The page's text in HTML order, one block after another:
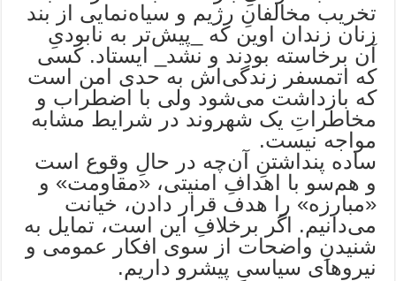
تخریب مخالفانِ رژیم و سیاه‌نمایی از بند
زنان زندان اوین که _پیش‌تر به نابودیِ
آن برخاسته بودند و نشد_ ایستاد. کسی
که اتمسفر زندگی‌اش به حدی امن است
که بازداشت می‌شود ولی با اضطراب و
مخاطراتِ یک شهروند در شرایط مشابه
مواجه نیست.
ساده پنداشتنِ آن‌چه در حالِ وقوع است
و هم‌سو با اهدافِ امنیتی، «مقاومت» و
«مبارزه» را هدف قرار دادن، خیانت
می‌دانیم. اگر برخلافِ این است، تمایل به
شنیدنِ واضحات از سوی افکار عمومی و
نیروهای سیاسیِ پیشرو داریم.